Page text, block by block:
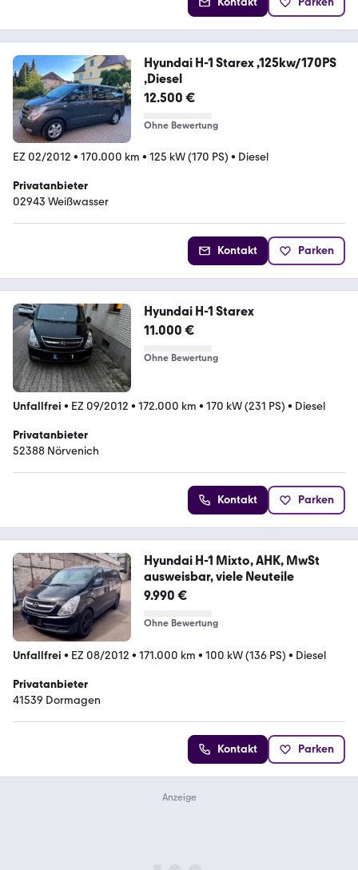
Hyundai H-1 Starex ,125kw/170PS
,Diesel
12.500 €
Ohne Bewertung
EZ 02/2012 • 170.000 km • 125 kW (170 PS) • Diesel
Privatanbieter
02943 Weißwasser
Kontakt Parken
Hyundai H-1 Starex
11.000 €
Ohne Bewertung
Unfallfrei • EZ 09/2012 • 172.000 km • 170 kW (231 PS) • Diesel
Privatanbieter
52388 Nörvenich
Kontakt Parken
Hyundai H-1 Mixto, AHK, MwSt
ausweisbar, viele Neuteile
9.990 €
Ohne Bewertung
Unfallfrei • EZ 08/2012 • 171.000 km • 100 kW (136 PS) • Diesel
Privatanbieter
41539 Dormagen
Kontakt Parken